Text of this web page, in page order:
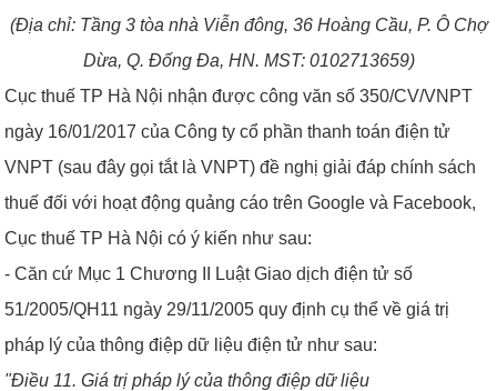
(Địa chỉ: Tầng 3 tòa nhà Viễn đông, 36 Hoàng Cầu, P. Ô Chợ
Dừa, Q. Đống Đa, HN. MST: 0102713659)
Cục thuế TP Hà Nội nhận được công văn số 350/CV/VNPT
ngày 16/01/2017 của Công ty cổ phần thanh toán điện tử
VNPT (sau đây gọi tắt là VNPT) đề nghị giải đáp chính sách
thuế đối với hoạt động quảng cáo trên Google và Facebook,
Cục thuế TP Hà Nội có ý kiến như sau:
- Căn cứ Mục 1 Chương II Luật Giao dịch điện tử số
51/2005/QH11 ngày 29/11/2005 quy định cụ thể về giá trị
pháp lý của thông điệp dữ liệu điện tử như sau:
"Điều 11. Giá trị pháp lý của thông điệp dữ liệu